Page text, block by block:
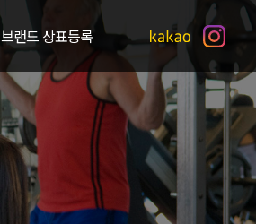
브랜드 상표등록